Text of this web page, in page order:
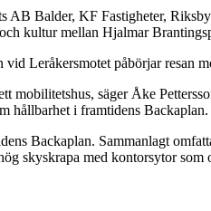
AB Balder, KF Fastigheter,
kultur mellan Hjalmar
Leråkersmotet påbörjar resan
mobilitetshus, säger Åke
hållbarhet i framtidens Backaplan.
Backaplan. Sammanlagt
skyskrapa med kontorsytor